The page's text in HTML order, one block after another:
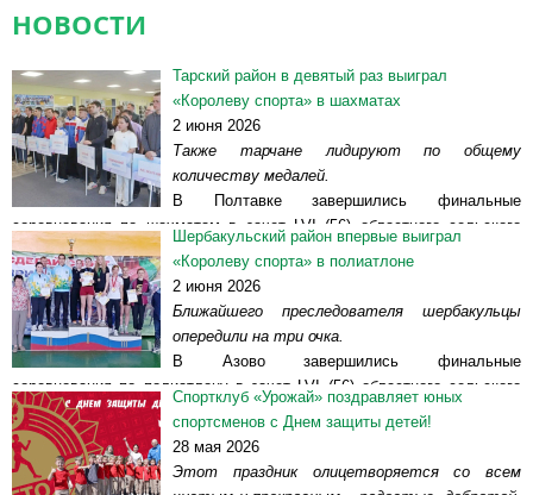
НОВОСТИ
Тарский район в девятый раз выиграл
«Королеву спорта» в шахматах
2 июня 2026
Также тарчане лидируют по общему
количеству медалей.
В Полтавке завершились финальные
соревнования по шахматам в зачет LVI (56) областного сельского
спортивно-культурного праздника «Королева спорта –
Полтавка-2026». В решающей стадии сошлись...
Шербакульский район впервые выиграл
«Королеву спорта» в полиатлоне
2 июня 2026
Ближайшего преследователя шербакульцы
опередили на три очка.
В Азово завершились финальные
соревнования по полиатлону в зачет LVI (56) областного сельского
спортивно-культурного праздника «Королева спорта –
Полтавка-2026». На соревнования...
Читать далее >>
Спортклуб «Урожай» поздравляет юных
спортсменов с Днем защиты детей!
28 мая 2026
Этот праздник олицетворяется со всем